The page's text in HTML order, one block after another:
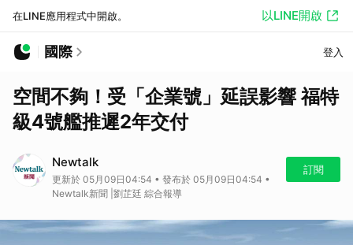
在LINE應用程式中開啟。 以LINE開啟
國際 登入
空間不夠！受「企業號」延誤影響 福特
級4號艦推遲2年交付
Newtalk
更新於 05月09日04:54 • 發布於 05月09日04:54 •
Newtalk新聞 |劉芷廷 綜合報導
訂閱